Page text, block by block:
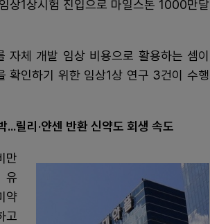
상1상시험 진입으로 마일스톤 1000만달
자체 개발 임상 비용으로 활용하는 셈이
확인하기 위한 임상1상 연구 3건이 수행
릴리·얀센 반환 신약도 회생 속도
만
유
약
고